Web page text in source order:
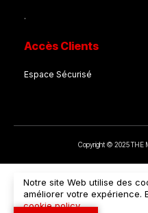
.
Accès Clients
Espace Sécurisé
Copyright © 2025 THE
Notre site Web utilise des
améliorer votre expérience.
cookie policy